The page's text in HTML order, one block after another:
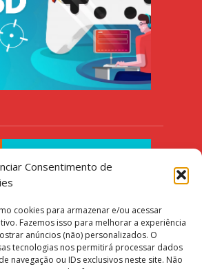
Consentimento de
cookies para armazenar e/ou acessar
Fazemos isso para melhorar a experiência
anúncios (não) personalizados. O
tecnologias nos permitirá processar dados
navegação ou IDs exclusivos neste site. Não